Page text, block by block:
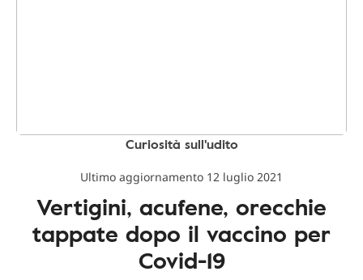
Curiosità sull'udito
Ultimo aggiornamento 12 luglio 2021
Vertigini, acufene, orecchie
tappate dopo il vaccino per
Covid-19